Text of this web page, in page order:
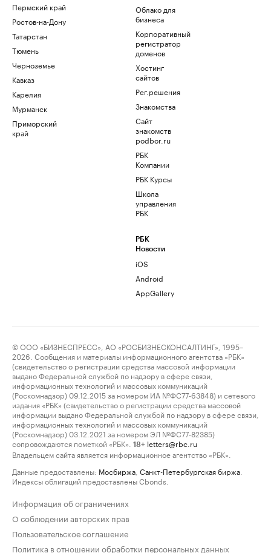
Пермский край
Ростов-на-Дону
Татарстан
Тюмень
Черноземье
Кавказ
Карелия
Мурманск
Приморский
край
Облако для
бизнеса
Корпоративный
регистратор
доменов
Хостинг
сайтов
Рег.решения
Знакомства
Сайт
знакомств
podbor.ru
РБК
Компании
РБК Курсы
Школа
управления
РБК
РБК
Новости
iOS
Android
AppGallery
© ООО «БИЗНЕСПРЕСС», АО «РОСБИЗНЕСКОНСАЛТИНГ», 1995–
2026. Сообщения и материалы информационного агентства «РБК»
(свидетельство о регистрации средства массовой информации
выдано Федеральной службой по надзору в сфере связи,
информационных технологий и массовых коммуникаций
(Роскомнадзор) 09.12.2015 за номером ИА №ФС77-63848) и сетевого
издания «РБК» (свидетельство о регистрации средства массовой
информации выдано Федеральной службой по надзору в сфере связи,
информационных технологий и массовых коммуникаций
(Роскомнадзор) 03.12.2021 за номером ЭЛ №ФС77-82385)
сопровождаются пометкой «РБК».
18+ letters@rbc.ru
Владельцем сайта является информационное агентство «РБК».
Данные предоставлены: Мосбиржа Санкт-Петербургская биржа
Индексы облигаций предоставлены Cbonds.
Информация об ограничениях
О соблюдении авторских прав
Пользовательское соглашение
Политика в отношении обработки персональных данных